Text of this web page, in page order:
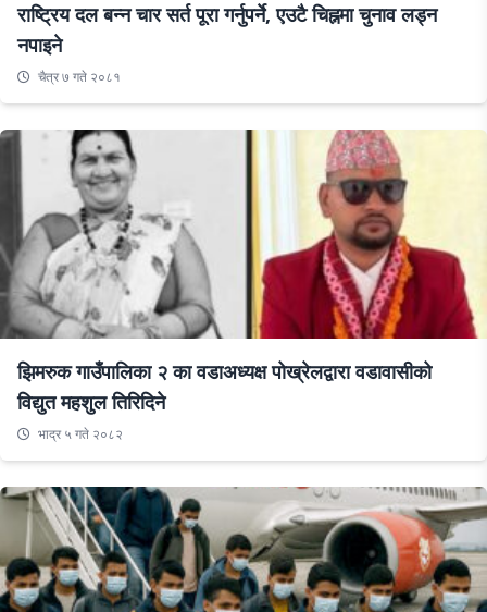
राष्ट्रिय दल बन्न चार सर्त पूरा गर्नुपर्ने, एउटै चिह्नमा चुनाव लड्न
नपाइने
चैत्र ७ गते २०८१
झिमरुक गाउँपालिका २ का वडाअध्यक्ष पोख्रेलद्वारा वडावासीको
विद्युत महशुल तिरिदिने
भाद्र ५ गते २०८२